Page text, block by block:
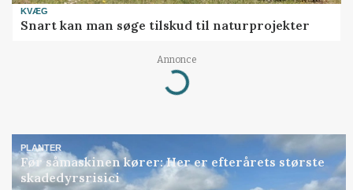
KVÆG
Snart kan man søge tilskud til naturprojekter
Annonce
Loading...
PLANTER
Før såmaskinen kører: Her er efterårets største
skadedyrsrisici